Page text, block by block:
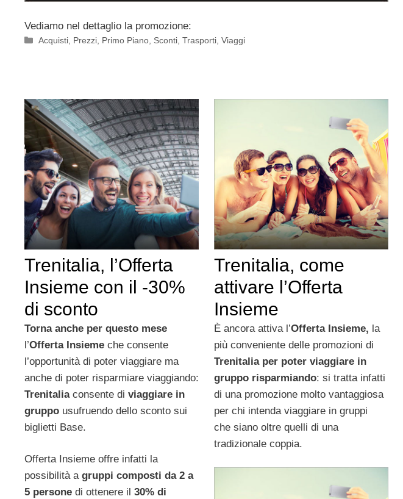
Vediamo nel dettaglio la promozione:
Categorie
Acquisti Prezzi Primo Piano Sconti ,Trasporti ,Viaggi
Trenitalia, l’Offerta
Insieme con il -30%
di sconto
Torna anche per questo mese
l’Offerta Insieme che consente
l’opportunità di poter viaggiare ma
anche di poter risparmiare viaggiando:
Trenitaliaconsente di viaggiare in
gruppo usufruendo dello sconto sui
biglietti Base.
Offerta Insieme offre infatti la
possibilità a gruppi composti da 2 a
5 persone di ottenere il 30% di
Trenitalia, come
attivare l’Offerta
Insieme
È ancora attiva l’Offerta Insieme, la
più conveniente delle promozioni di
Trenitalia per poter viaggiare in
gruppo risparmiando: si tratta infatti
di una promozione molto vantaggiosa
per chi intenda viaggiare in gruppi
che siano oltre quelli di una
tradizionale coppia.